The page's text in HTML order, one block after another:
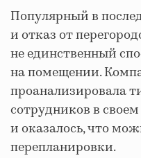
Популярный в
и отказ от
не единственный
на помещении.
проанализировала
сотрудников в
и оказалось, что
перепланировки.